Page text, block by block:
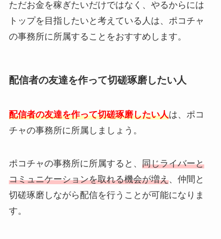
ただお金を稼ぎたいだけではなく、やるからには
トップを目指したいと考えている人は、ポコチャ
の事務所に所属することをおすすめします。
配信者の友達を作って切磋琢磨したい人
配信者の友達を作って切磋琢磨したい人は、ポコ
チャの事務所に所属しましょう。
ポコチャの事務所に所属すると、 同じライバーと
コミュニケーションを取れる機会が増え、仲間と
切磋琢磨しながら配信を行うことが可能になりま
す。